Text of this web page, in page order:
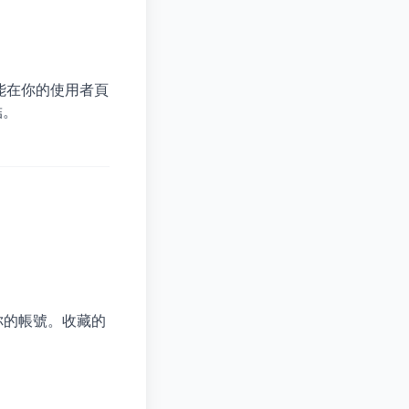
在你的使用者頁
帳號。收藏的